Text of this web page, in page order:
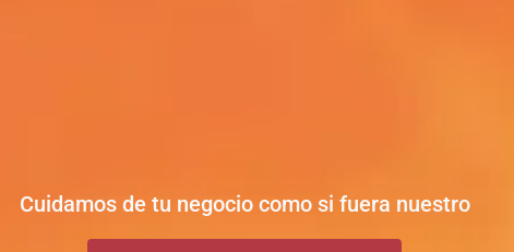
Cuidamos de tu negocio como si fuera nuestro